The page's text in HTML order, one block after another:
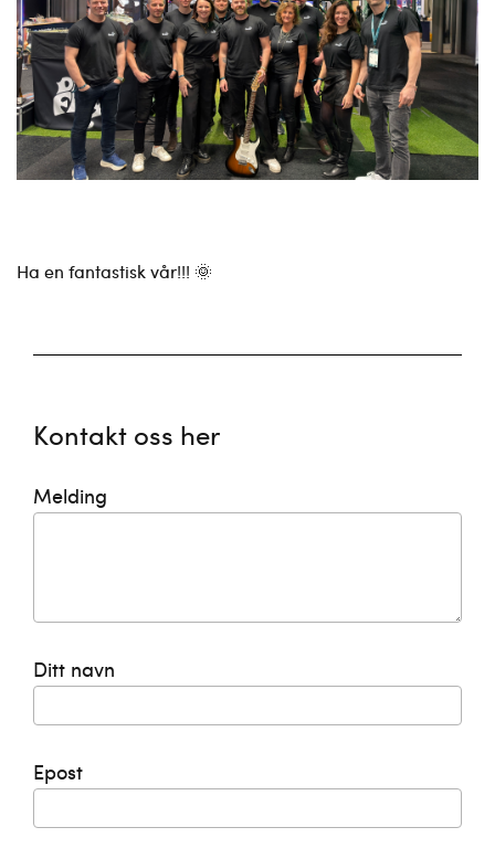
Ha en fantastisk vår!!! 🌞
Kontakt oss her
Melding
Ditt navn
Epost